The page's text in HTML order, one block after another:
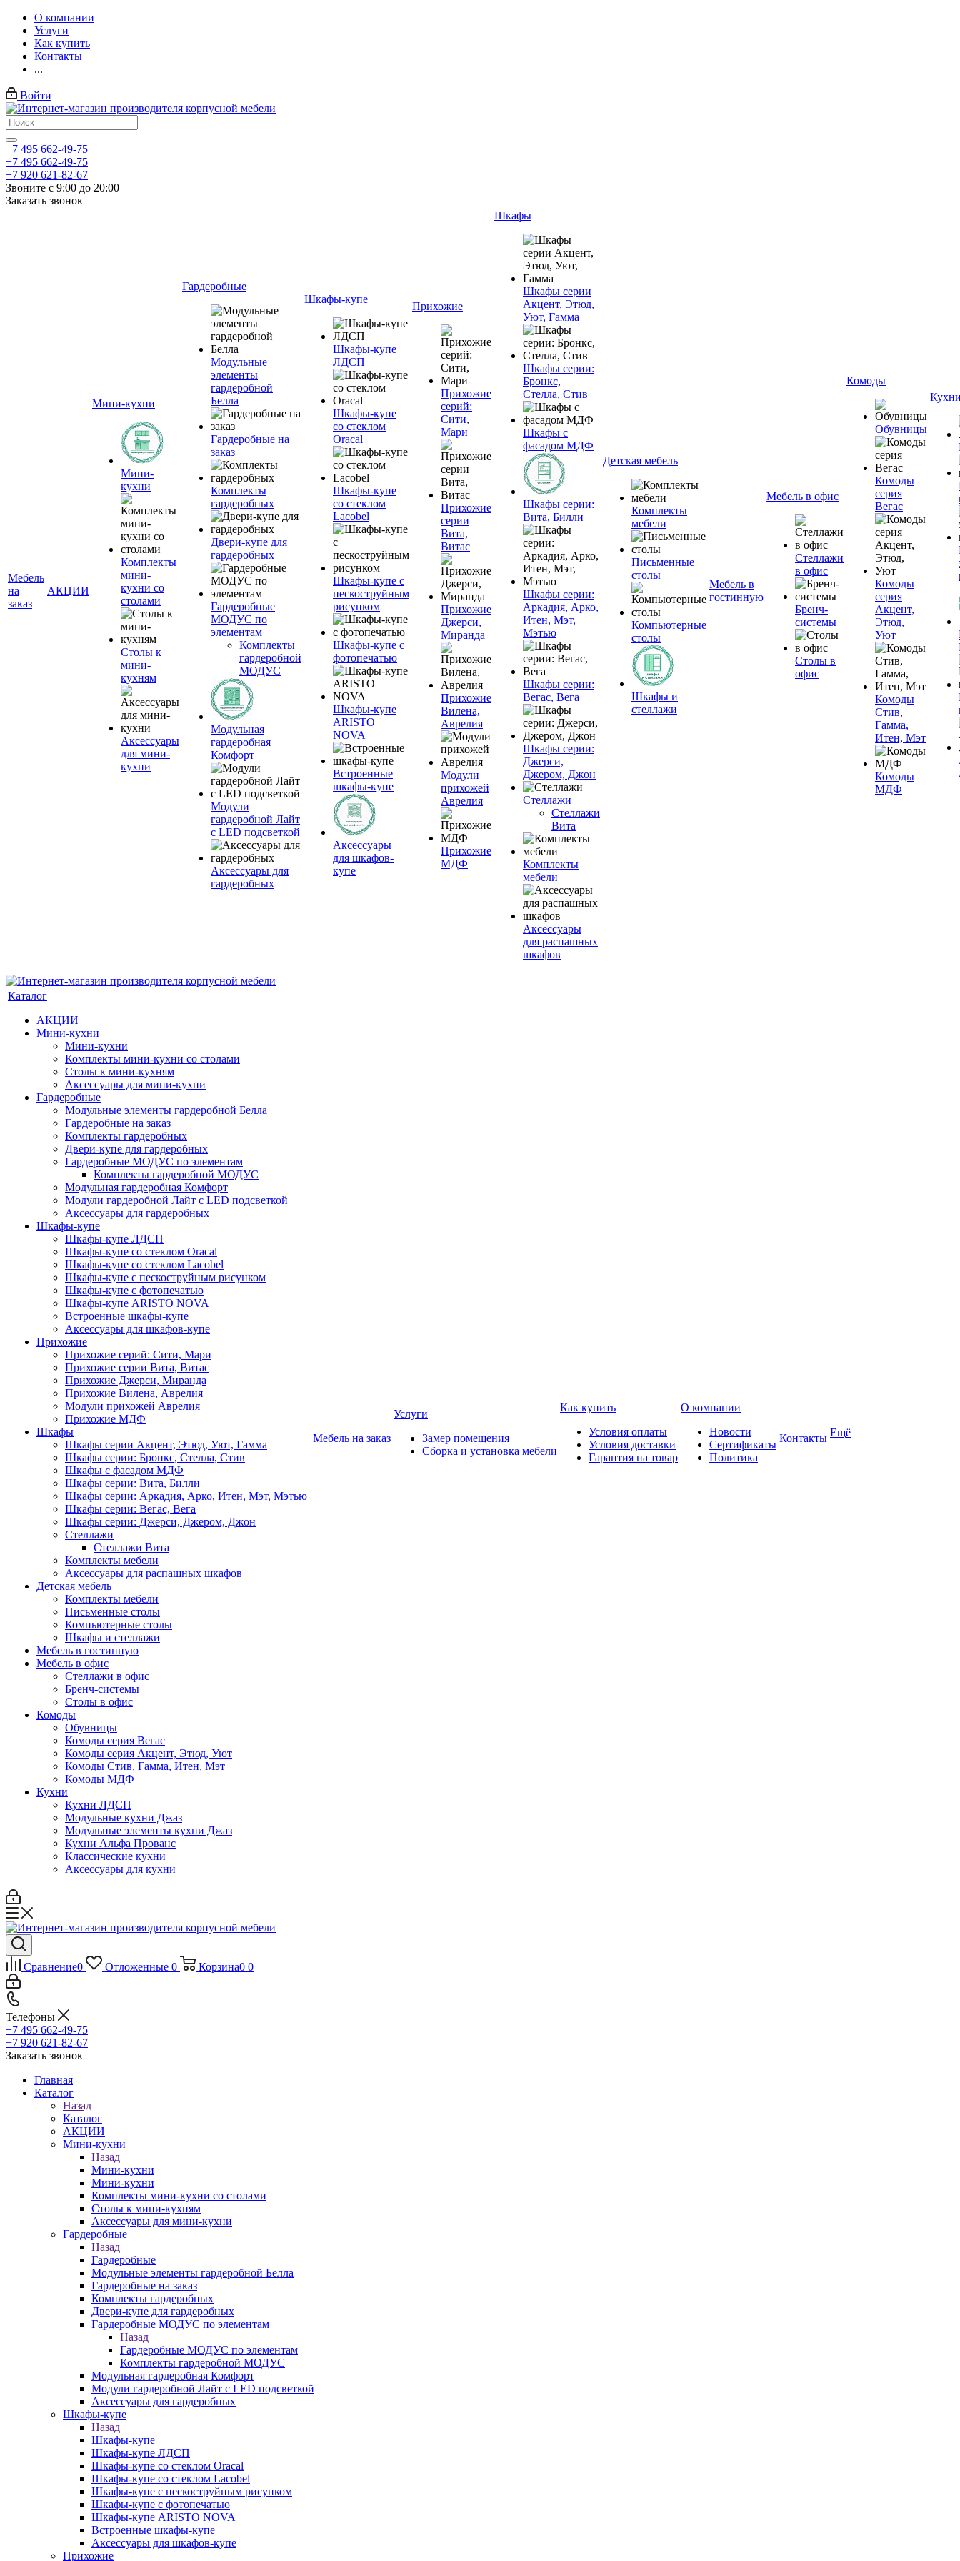
О компании
Услуги
Как купить
Контакты
...
Войти
+7 495 662-49-75
+7 495 662-49-75
+7 920 621-82-67
Звоните с 9:00 до 20:00
Заказать звонок
Мебель
на
заказ
АКЦИИ
Мини-кухни
Мини-
кухни
Комплекты
мини-
кухни со
столами
Столы к
мини-
кухням
Аксессуары
для мини-
кухни
Гардеробные
Модульные
элементы
гардеробной
Белла
Гардеробные на
заказ
Комплекты
гардеробных
Двери-купе для
гардеробных
Гардеробные
МОДУС по
элементам
Комплекты
гардеробной
МОДУС
Модульная
гардеробная
Комфорт
Модули
гардеробной Лайт
с LED подсветкой
Аксессуары для
гардеробных
Шкафы-купе
Шкафы-купе
ЛДСП
Шкафы-купе
со стеклом
Oracal
Шкафы-купе
со стеклом
Lacobel
Шкафы-купе с
пескоструйным
рисунком
Шкафы-купе с
фотопечатью
Шкафы-купе
ARISTO
NOVA
Встроенные
шкафы-купе
Аксессуары
для шкафов-
купе
Прихожие
Прихожие
серий:
Сити,
Мари
Прихожие
серии
Вита,
Витас
Прихожие
Джерси,
Миранда
Прихожие
Вилена,
Аврелия
Модули
прихожей
Аврелия
Прихожие
МДФ
Шкафы
Шкафы серии
Акцент, Этюд,
Уют, Гамма
Шкафы серии:
Бронкс,
Стелла, Стив
Шкафы с
фасадом МДФ
Шкафы серии:
Вита, Билли
Шкафы серии:
Аркадия, Арко,
Итен, Мэт,
Мэтью
Шкафы серии:
Вегас, Вега
Шкафы серии:
Джерси,
Джером, Джон
Стеллажи
Стеллажи
Вита
Комплекты
мебели
Аксессуары
для распашных
шкафов
Детская мебель
Комплекты
мебели
Письменные
столы
Компьютерные
столы
Шкафы и
стеллажи
Мебель в
гостинную
Мебель в офис
Стеллажи
в офис
Бренч-
системы
Столы в
офис
Комоды
Обувницы
Комоды
серия
Вегас
Комоды
серия
Акцент,
Этюд,
Уют
Комоды
Стив,
Гамма,
Итен, Мэт
Комоды
МДФ
Каталог
АКЦИИ
Мини-кухни
Мини-кухни
Комплекты мини-кухни со столами
Столы к мини-кухням
Аксессуары для мини-кухни
Гардеробные
Модульные элементы гардеробной Белла
Гардеробные на заказ
Комплекты гардеробных
Двери-купе для гардеробных
Гардеробные МОДУС по элементам
Комплекты гардеробной МОДУС
Модульная гардеробная Комфорт
Модули гардеробной Лайт с LED подсветкой
Аксессуары для гардеробных
Шкафы-купе
Шкафы-купе ЛДСП
Шкафы-купе со стеклом Oracal
Шкафы-купе со стеклом Lacobel
Шкафы-купе с пескоструйным рисунком
Шкафы-купе с фотопечатью
Шкафы-купе ARISTO NOVA
Встроенные шкафы-купе
Аксессуары для шкафов-купе
Прихожие
Прихожие серий: Сити, Мари
Прихожие серии Вита, Витас
Прихожие Джерси, Миранда
Прихожие Вилена, Аврелия
Модули прихожей Аврелия
Прихожие МДФ
Шкафы
Шкафы серии Акцент, Этюд, Уют, Гамма
Шкафы серии: Бронкс, Стелла, Стив
Шкафы с фасадом МДФ
Шкафы серии: Вита, Билли
Шкафы серии: Аркадия, Арко, Итен, Мэт, Мэтью
Шкафы серии: Вегас, Вега
Шкафы серии: Джерси, Джером, Джон
Стеллажи
Стеллажи Вита
Комплекты мебели
Аксессуары для распашных шкафов
Детская мебель
Комплекты мебели
Письменные столы
Компьютерные столы
Шкафы и стеллажи
Мебель в гостинную
Мебель в офис
Стеллажи в офис
Бренч-системы
Столы в офис
Комоды
Обувницы
Комоды серия Вегас
Комоды серия Акцент, Этюд, Уют
Комоды Стив, Гамма, Итен, Мэт
Комоды МДФ
Кухни
Кухни ЛДСП
Модульные кухни Джаз
Модульные элементы кухни Джаз
Кухни Альфа Прованс
Классические кухни
Аксессуары для кухни
Мебель на заказ
Услуги
Замер помещения
Сборка и установка мебели
Как купить
Условия оплаты
Условия доставки
Гарантия на товар
О компании
Новости
Сертификаты
Политика
Контакты Ещё
Сравнение0 Отложенные 0 Корзина0 0
Телефоны
+7 495 662-49-75
+7 920 621-82-67
Заказать звонок
Главная
Каталог
Назад
Каталог
АКЦИИ
Мини-кухни
Назад
Мини-кухни
Мини-кухни
Комплекты мини-кухни со столами
Столы к мини-кухням
Аксессуары для мини-кухни
Гардеробные
Назад
Гардеробные
Модульные элементы гардеробной Белла
Гардеробные на заказ
Комплекты гардеробных
Двери-купе для гардеробных
Гардеробные МОДУС по элементам
Назад
Гардеробные МОДУС по элементам
Комплекты гардеробной МОДУС
Модульная гардеробная Комфорт
Модули гардеробной Лайт с LED подсветкой
Аксессуары для гардеробных
Шкафы-купе
Назад
Шкафы-купе
Шкафы-купе ЛДСП
Шкафы-купе со стеклом Oracal
Шкафы-купе со стеклом Lacobel
Шкафы-купе с пескоструйным рисунком
Шкафы-купе с фотопечатью
Шкафы-купе ARISTO NOVA
Встроенные шкафы-купе
Аксессуары для шкафов-купе
Прихожие